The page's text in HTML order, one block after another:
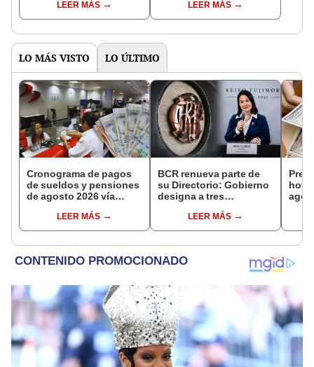
distritos de LIMA
NORTE
LEER MÁS
pensiones estás
LEER MÁS
LO MÁS VISTO LO ÚLTIMO
Cronograma de pagos
de sueldos y pensiones
de agosto 2026 vía
conoce las fechas de
depósito
LEER MÁS
BCR renueva parte de
su Directorio: Gobierno
designa a tres
EjecutivoLEER MÁS
hoy,